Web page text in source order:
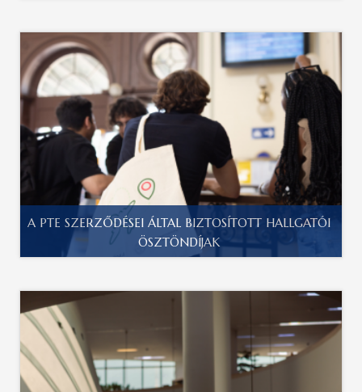
A PTE SZERZŐDÉSEI ÁLTAL BIZTOSÍTOTT HALLGATÓI
ÖSZTÖNDÍJAK